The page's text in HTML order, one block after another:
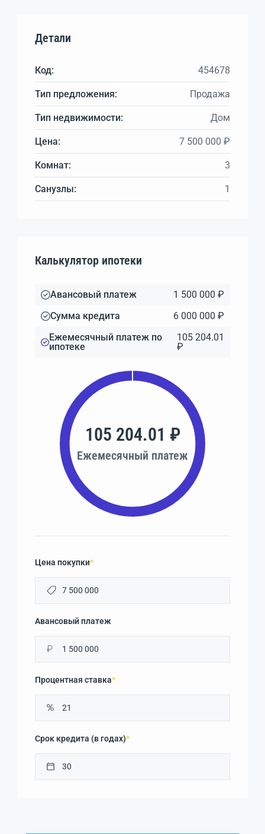
Детали
Код: 454678
Тип предложения: Продажа
Тип недвижимости: Дом
Цена: 7 500 000 ₽
Комнат: 3
Санузлы: 1
Калькулятор ипотеки
Авансовый платеж
1 500 000 ₽
Сумма кредита
6 000 000 ₽
Ежемесячный платеж по
ипотеке
105 204.01
₽
105 204.01 ₽
Ежемесячный платеж
Цена покупки*
Авансовый платеж
₽
Процентная ставка*
Срок кредита (в годах)*